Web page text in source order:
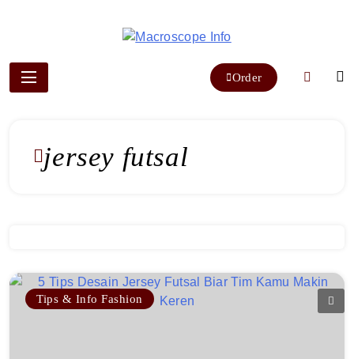
Macroscope Info
Order
jersey futsal
Tips & Info Fashion